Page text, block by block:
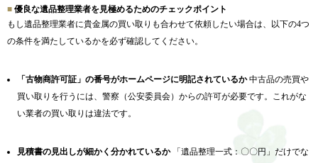
優良な遺品整理業者を見極めるためのチェックポイント
もし遺品整理業者に貴金属の買い取りも合わせて依頼したい場合は、以下の4つ
の条件を満たしているかを必ず確認してください。
「古物商許可証」の番号がホームページに明記されているか中古品の売買や
買い取りを行うには、警察（公安委員会）からの許可が必要です。これがな
い業者の買い取りは違法です。
見積書の見出しが細かく分かれているか「遺品整理一式：〇〇円」だけでな